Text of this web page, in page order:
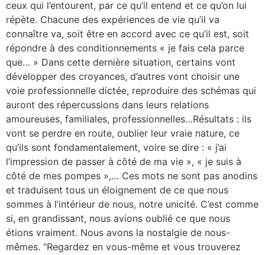
ceux qui l’entourent, par ce qu’il entend et ce qu’on lui
répète. Chacune des expériences de vie qu’il va
connaître va, soit être en accord avec ce qu’il est, soit
répondre à des conditionnements « je fais cela parce
que… » Dans cette dernière situation, certains vont
développer des croyances, d’autres vont choisir une
voie professionnelle dictée, reproduire des schémas qui
auront des répercussions dans leurs relations
amoureuses, familiales, professionnelles…Résultats : ils
vont se perdre en route, oublier leur vraie nature, ce
qu’ils sont fondamentalement, voire se dire : « j’ai
l’impression de passer à côté de ma vie », « je suis à
côté de mes pompes »,… Ces mots ne sont pas anodins
et traduisent tous un éloignement de ce que nous
sommes à l’intérieur de nous, notre unicité. C’est comme
si, en grandissant, nous avions oublié ce que nous
étions vraiment. Nous avons la nostalgie de nous-
mêmes. “Regardez en vous-même et vous trouverez